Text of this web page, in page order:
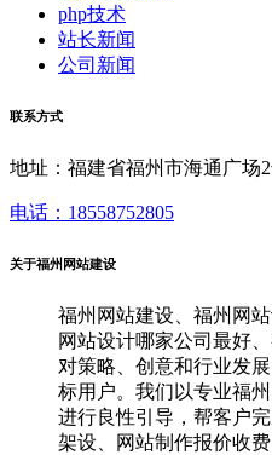
php技术
站长新闻
公司新闻
联系方式
地址：福建省福州市海通广场
电话：18558752805
关于福州网站建设
福州网站建设、福州网
网站设计哪家公司最好
对策略、创意和行业发
标用户。我们以专业福
进行良性引导，帮客户
架设、网站制作报价收